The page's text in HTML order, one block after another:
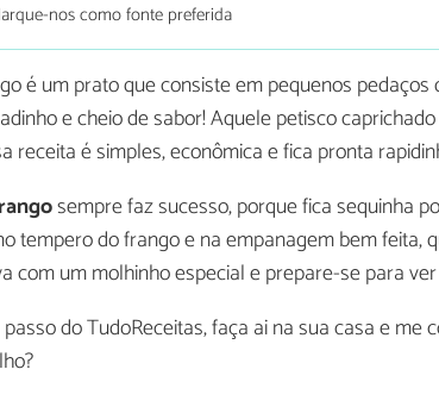
nos como fonte preferida
é um prato que consiste em pequenos
e cheio de sabor! Aquele petisco
receita é simples, econômica e fica pronta
sempre faz sucesso, porque fica sequinha
tempero do frango e na empanagem bem feita,
com um molhinho especial e prepare-se para
do TudoReceitas, faça ai na sua casa e